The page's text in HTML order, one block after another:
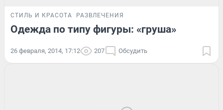
СТИЛЬ И КРАСОТА РАЗВЛЕЧЕНИЯ
Одежда по типу фигуры: «груша»
26 февраля, 2014, 17:12 207 Обсудить